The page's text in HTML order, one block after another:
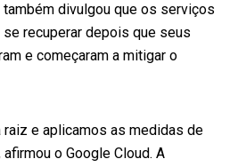
divulgou que os serviços
recuperar depois que seus
e começaram a mitigar o
raiz e aplicamos as medidas de
o Google Cloud. A